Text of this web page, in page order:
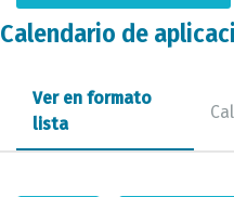
Calendario de
Ver en formato
lista